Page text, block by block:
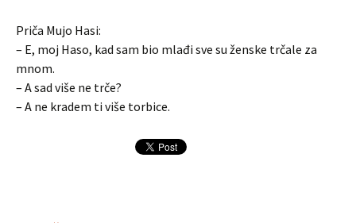
Priča Mujo Hasi:
– E, moj Haso, kad sam bio mlađi sve su ženske trčale za
mnom.
– A sad više ne trče?
– A ne kradem ti više torbice.